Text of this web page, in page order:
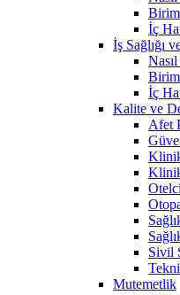
Birim
İç
İş Sağlığı
Birim
İç
Kalite ve
Afet
Sivil
Mutemetlik